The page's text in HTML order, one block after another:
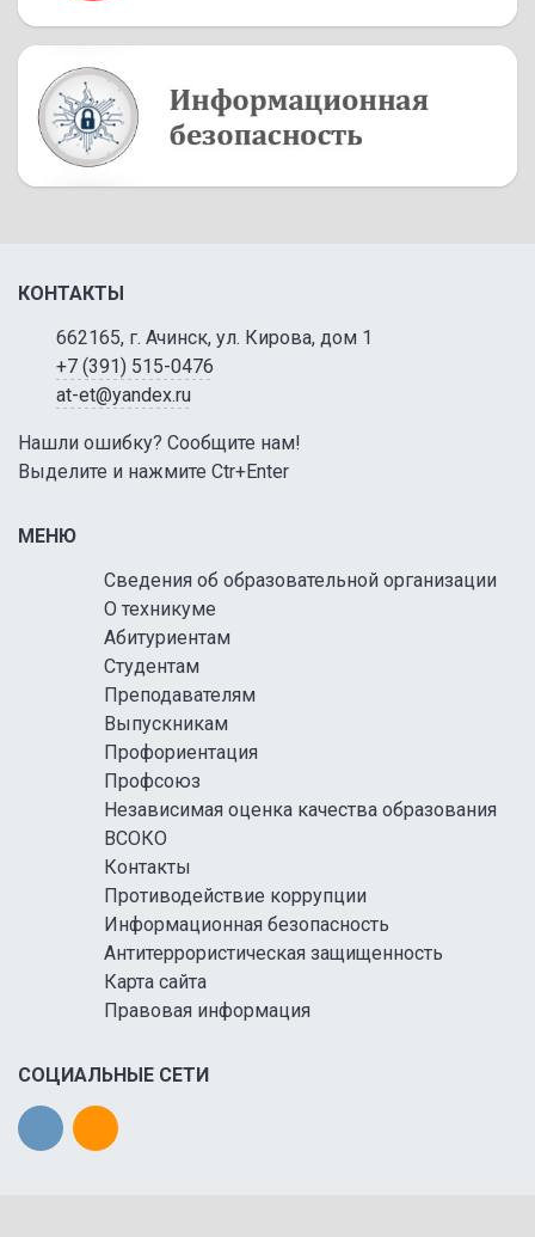
КОНТАКТЫ
662165, г. Ачинск, ул. Кирова, дом 1
+7 (391) 515-0476
at-et@yandex.ru
Нашли ошибку? Сообщите нам!
Выделите и нажмите Ctr+Enter
МЕНЮ
Сведения об образовательной организации
О техникуме
Абитуриентам
Студентам
Преподавателям
Выпускникам
Профориентация
Профсоюз
Независимая оценка качества образования
ВСОКО
Контакты
Противодействие коррупции
Информационная безопасность
Антитеррористическая защищенность
Карта сайта
Правовая информация
СОЦИАЛЬНЫЕ СЕТИ